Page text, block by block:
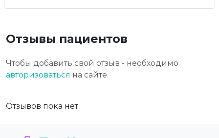
Отзывы пациентов
Чтобы добавить свой отзыв - необходимо
авторизоваться на сайте.
Отзывов пока нет